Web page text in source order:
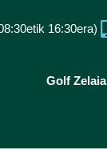
16:30era)
Golf Zelaia